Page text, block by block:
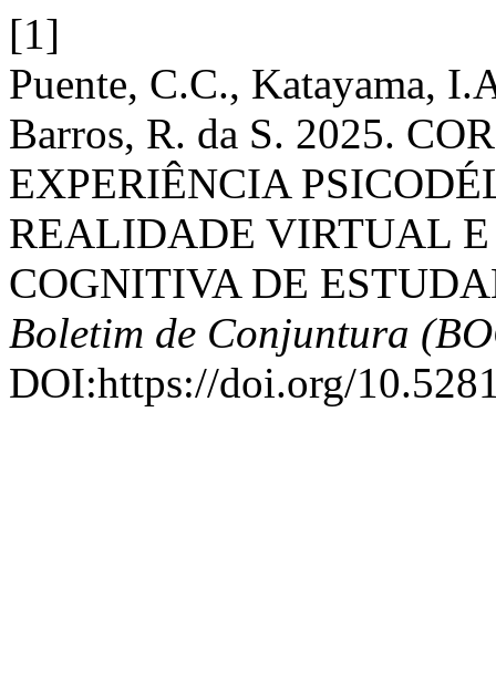
[1]
Puente, C.C., Katayama,
Barros, R. da S. 2025.
EXPERIÊNCIA
REALIDADE VIRTUAL
COGNITIVA DE
Boletim de Conjuntura
DOI:https://doi.org/